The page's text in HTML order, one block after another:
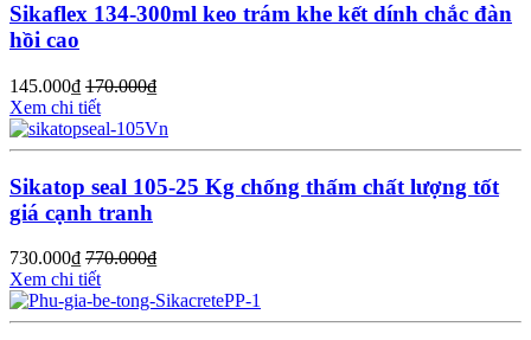
Sikaflex 134-300ml keo trám khe kết dính chắc đàn
hồi cao
145.000₫ 170.000₫
Xem chi tiết
Sikatop seal 105-25 Kg chống thấm chất lượng tốt
giá cạnh tranh
730.000₫ 770.000₫
Xem chi tiết